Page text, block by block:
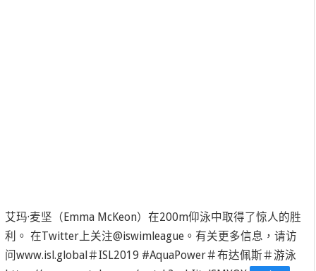
艾玛·麦坚（Emma McKeon）在200m仰泳中取得了惊人的胜
利。 在Twitter上关注@iswimleague。有关更多信息，请访
问www.isl.global＃ISL2019 #AquaPower＃布达佩斯＃游泳